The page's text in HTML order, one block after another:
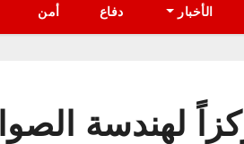
الأخبار دفاع أمن
لهندسة